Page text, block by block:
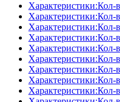
Характеристики:Кол-
Характеристики:Кол-
Характеристики:Кол-
Характеристики:Кол-
Характеристики:Кол-
Характеристики:Кол-
Характеристики:Кол-
Характеристики:Кол-
Характеристики:Кол-